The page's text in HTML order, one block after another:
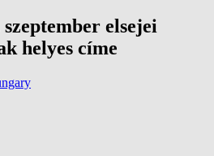
elsejei
helyes címe